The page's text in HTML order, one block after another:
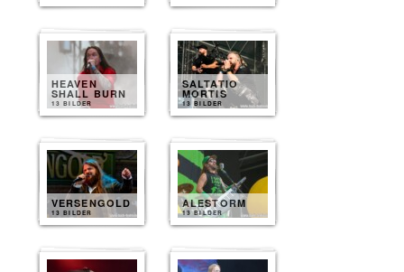
HEAVEN
SHALL BURN
13 BILDER
SALTATIO
MORTIS
13 BILDER
VERSENGOLD
13 BILDER
ALESTORM
13 BILDER